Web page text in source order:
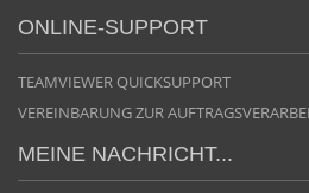
ONLINE-SUPPORT
TEAMVIEWER QUICKSUPPORT
VEREINBARUNG ZUR
MEINE NACHRICHT...